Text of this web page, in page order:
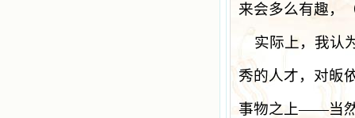
来会多么有趣，
实际上，我认
秀的人才，对皈
事物之上——当